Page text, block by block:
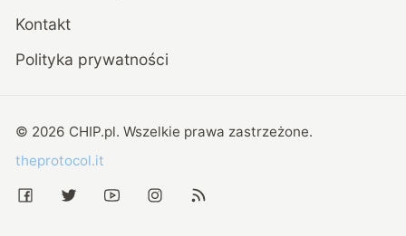
Kontakt
Polityka prywatności
© 2026 CHIP.pl. Wszelkie prawa zastrzeżone.
theprotocol.it